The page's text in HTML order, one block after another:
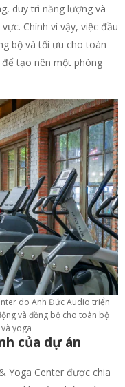
duy trì năng lượng và
Chính vì vậy, việc đầu
bộ và tối ưu cho toàn
tạo nên một phòng
do Anh Đức Audio triển
và đồng bộ cho toàn bộ
yoga
của dự án
Yoga Center được chia